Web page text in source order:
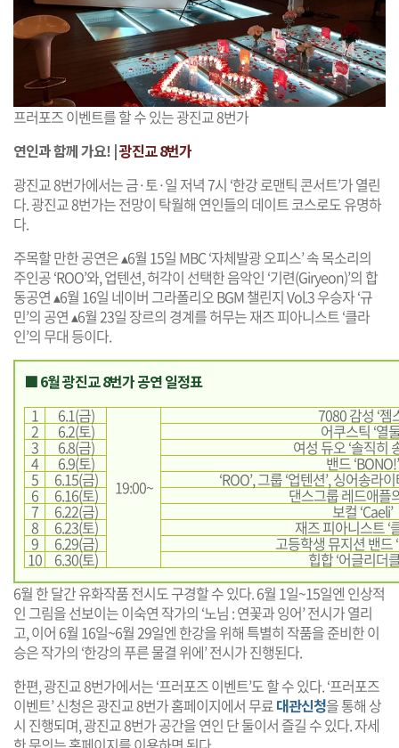
프러포즈 이벤트를 할 수 있는 광진교 8번가
연인과 함께 가요! |광진교 8번가
광진교 8번가에서는 금·토·일 저녁 7시 ‘한강 로맨틱 콘서트’가 열린
다. 광진교 8번가는 전망이 탁월해 연인들의 데이트 코스로도 유명하
다.
주목할 만한 공연은 ▴6월 15일 MBC ‘자체발광 오피스’ 속 목소리의
주인공 ‘ROO’와, 업텐션, 허각이 선택한 음악인 ‘기련(Giryeon)’의 합
동공연 ▴6월 16일 네이버 그라폴리오 BGM 챌린지 Vol.3 우승자 ‘규
민’의 공연 ▴6월 23일 장르의 경계를 허무는 재즈 피아니스트 ‘클라
인’의 무대 등이다.
■ 6월 광진교 8번가 공연 일정표
1
6.1(금)
19:00~
7080 감성 ‘젬
2 6.2(토) 어쿠스틱 ‘열
3 6.8(금) 여성 듀오 ‘솔직히
4 6.9(토) 밴드 ‘BONO!’
5 6.15(금) ‘ROO’, 그룹 ‘업텐션’, 싱어송라
6 6.16(토) 댄스그룹 레드애플
7 6.22(금) 보컬 ‘Caeli’
8 6.23(토) 재즈 피아니스트 ‘
9 6.29(금) 고등학생 뮤지션 밴드
10 6.30(토)
힙합 ‘어글리더
6월 한 달간 유화작품 전시도 구경할 수 있다. 6월 1일~15일엔 인상적
인 그림을 선보이는 이숙연 작가의 ‘노님 : 연꽃과 잉어’ 전시가 열리
고, 이어 6월 16일~6월 29일엔 한강을 위해 특별히 작품을 준비한 이
승은 작가의 ‘한강의 푸른 물결 위에’ 전시가 진행된다.
한편, 광진교 8번가에서는 ‘프러포즈 이벤트’도 할 수 있다. ‘프러포즈
이벤트’ 신청은 광진교 8번가 홈페이지에서 무료대관신청을 통해 상
시 진행되며, 광진교 8번가 공간을 연인 단 둘이서 즐길 수 있다. 자세